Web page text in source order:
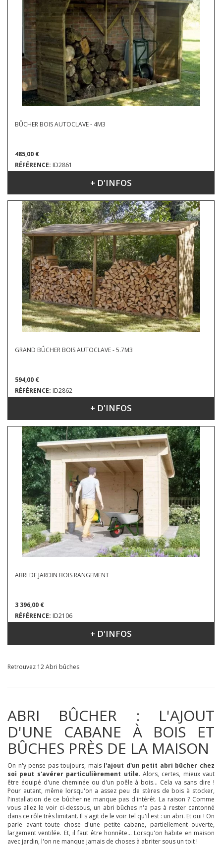
BÛCHER BOIS AUTOCLAVE - 4M3
485,00 €
RÉFÉRENCE: ID2861
DIMENSIONS : 3.20 X 1.00 M+ D'INFOS
GRAND BÛCHER BOIS AUTOCLAVE - 5.7M3
594,00 €
RÉFÉRENCE: ID2862
DIMENSIONS : 4.10 X 1.14 M+ D'INFOS
ABRI DE JARDIN BOIS RANGEMENT
3 396,00 €
RÉFÉRENCE: ID2106
DIMENSIONS : 3.40 X 3.10 M+ D'INFOS
Retrouvez 12 Abri bûches
ABRI BÛCHER : L'AJOUT
D'UNE CABANE À BOIS ET
BÛCHES PRÈS DE LA MAISON
On n'y pense pas toujours, mais l'ajout d'un petit abri bûcher chez
soi peut s'avérer particulièrement utile. Alors, certes, mieux vaut
être équipé d'une cheminée ou d'un poêle à bois... Cela va sans dire !
Pour autant, même lorsqu'on a assez peu de stères de bois à stocker,
l'installation de ce bûcher ne manque pas d'intérêt. La raison ? Comme
vous allez le voir ci-dessous, un abri bûches n'a pas à rester cantonné
dans ce rôle très limitant. Il s'agit de le voir tel qu'il est : un abri. Et oui ! On
parle avant toute chose d'une petite cabane, partiellement ouverte,
largement ventilée. Et, il faut être honnête... Lorsqu'on habite en maison
avec jardin, l'on ne manque jamais de choses à abriter sous un toit !